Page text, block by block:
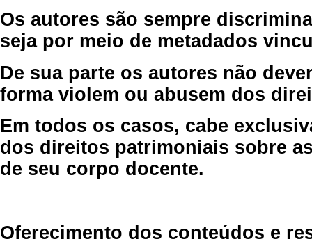
Os autores são sempre
seja por meio de metadados
De sua parte os autores não
forma violem ou abusem dos
Em todos os casos, cabe
dos direitos patrimoniais sobre
de seu corpo docente.
Oferecimento dos conteúdos e